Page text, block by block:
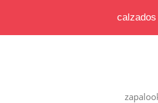
calzados